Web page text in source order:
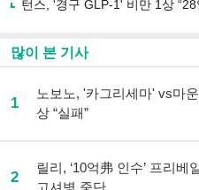
턴스, '경구 GLP-1' 비만 1상
많이 본 기사
1
노보노, '카그리세마' vs마
상 “실패”
2
릴리, ‘10억弗 인수’ 프리베
고셔병 중단